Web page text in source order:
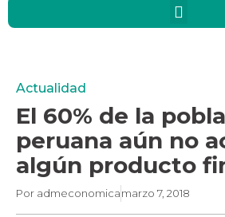
Actualidad
El 60% de la
peruana aún no
algún producto
Por admeconomicamarzo 7, 2018